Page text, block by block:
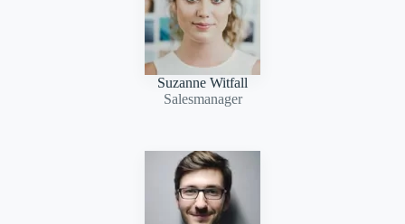
Suzanne Witfall
Salesmanager